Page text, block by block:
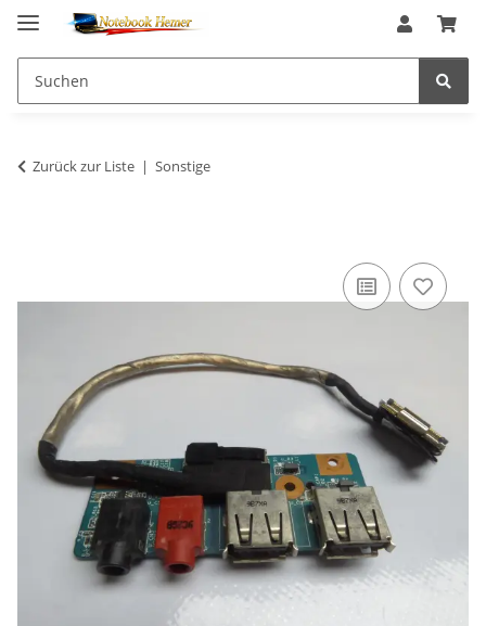
Zurück zur Liste Sonstige